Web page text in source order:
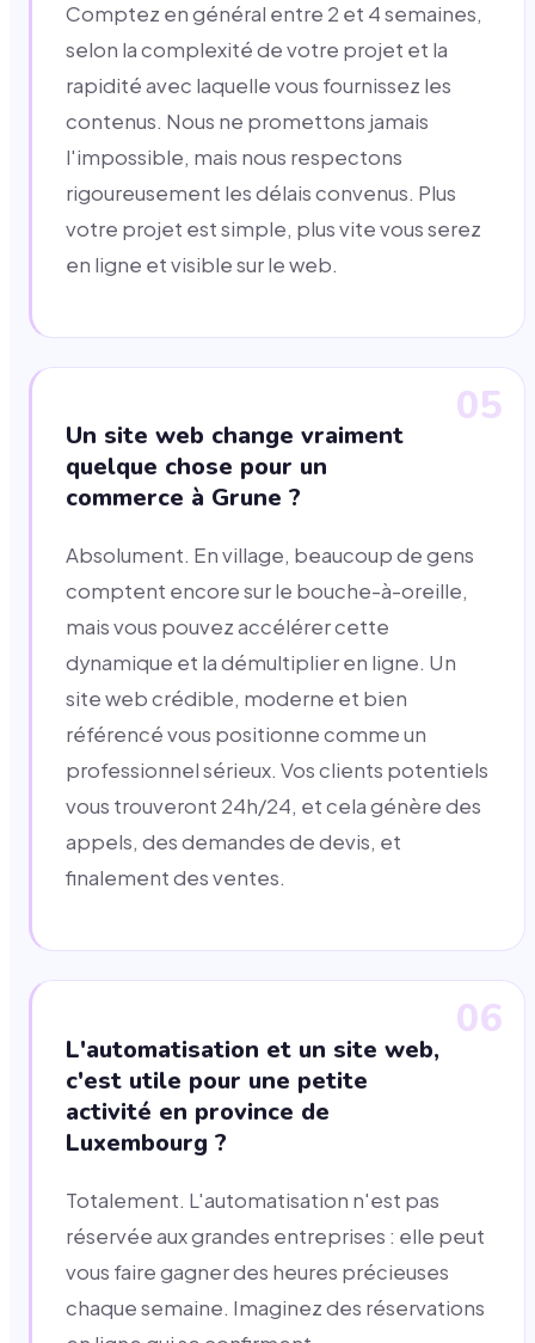
Comptez en général entre 2 et 4 semaines,
selon la complexité de votre projet et la
rapidité avec laquelle vous fournissez les
contenus. Nous ne promettons jamais
l'impossible, mais nous respectons
rigoureusement les délais convenus. Plus
votre projet est simple, plus vite vous serez
en ligne et visible sur le web.
05
Un site web change vraiment
quelque chose pour un
commerce à Grune ?
Absolument. En village, beaucoup de gens
comptent encore sur le bouche-à-oreille,
mais vous pouvez accélérer cette
dynamique et la démultiplier en ligne. Un
site web crédible, moderne et bien
référencé vous positionne comme un
professionnel sérieux. Vos clients potentiels
vous trouveront 24h/24, et cela génère des
appels, des demandes de devis, et
finalement des ventes.
06
L'automatisation et un site web,
c'est utile pour une petite
activité en province de
Luxembourg ?
Totalement. L'automatisation n'est pas
réservée aux grandes entreprises : elle peut
vous faire gagner des heures précieuses
chaque semaine. Imaginez des réservations